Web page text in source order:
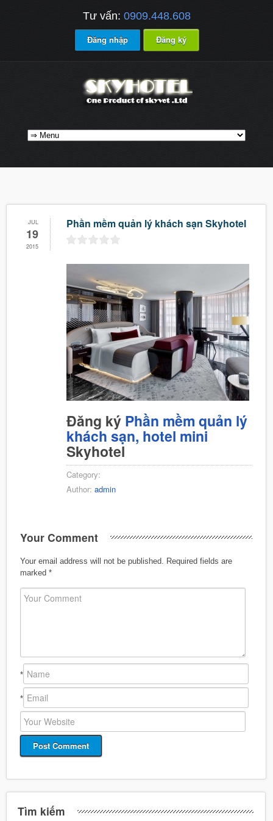
Tư vấn: 0909.448.608
Đăng nhập Đăng ký
JUL
19
2015
Phần mềm quản lý khách sạn Skyhotel
Đăng ký Phần mềm quản lý
khách sạn, hotel mini
Skyhotel
Category:
Author: admin
Your Comment
Your email address will not be published.
Required fields are
marked *
*
*
Tìm kiếm